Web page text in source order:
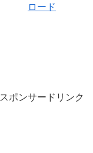
ロード
スポンサードリンク